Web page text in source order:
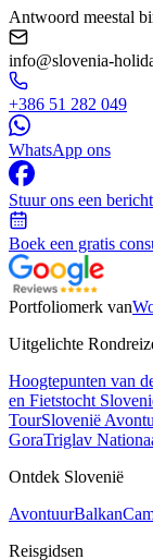
Antwoord meestal
info@slovenia-
+386 51 282 049
WhatsApp ons
Stuur ons een bericht
Boek een gratis
Portfoliomerk van
Uitgelichte
Hoogtepunten van
en Fietstocht
TourSlovenië
GoraTriglav
Ontdek Slovenië
AvontuurBalkan
Reisgidsen